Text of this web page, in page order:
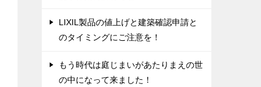
LIXIL製品の値上げと建築確認申請と
のタイミングにご注意を！
もう時代は庭じまいがあたりまえの世
の中になって来ました！